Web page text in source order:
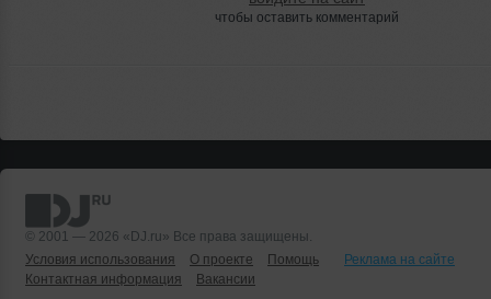
чтобы оставить комментарий
© 2001 — 2026 «DJ.ru» Все права защищены.
Условия использования
О проекте Помощь
Реклама на сайте
Контактная информация
Вакансии